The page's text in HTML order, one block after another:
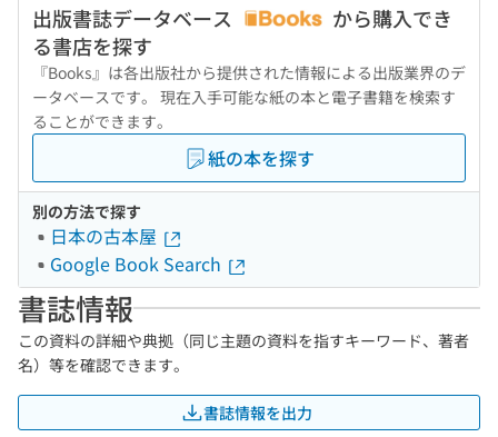
出版書誌データベース
から購入でき
る書店を探す
『Books』は各出版社から提供された情報による出版業界のデ
ータベースです。 現在入手可能な紙の本と電子書籍を検索す
ることができます。
紙の本を探す
別の方法で探す
日本の古本屋
Google Book Search
書誌情報
この資料の詳細や典拠（同じ主題の資料を指すキーワード、著者
名）等を確認できます。
書誌情報を出力